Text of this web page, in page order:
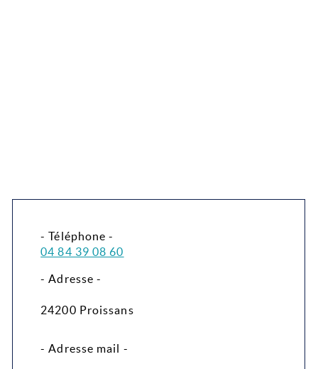
- Téléphone -
04 84 39 08 60
- Adresse -
24200 Proissans
- Adresse mail -